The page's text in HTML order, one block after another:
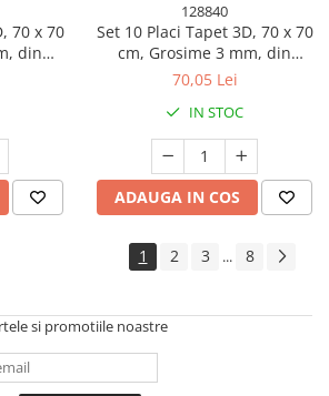
70 x 70
din
128840
Set 10 Placi Tapet 3D, 70 x 70
cm, Grosime 3 mm, din
Rasina, Tip Placi de Lemn,
Crem Deschis
70,05 Lei
IN STOC
ADAUGA IN COS
1 2 3 ... 8
si promotiile noastre